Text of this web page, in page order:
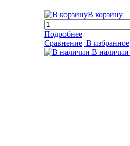
В корзину
Подробнее
Сравнение В избранное
В наличии